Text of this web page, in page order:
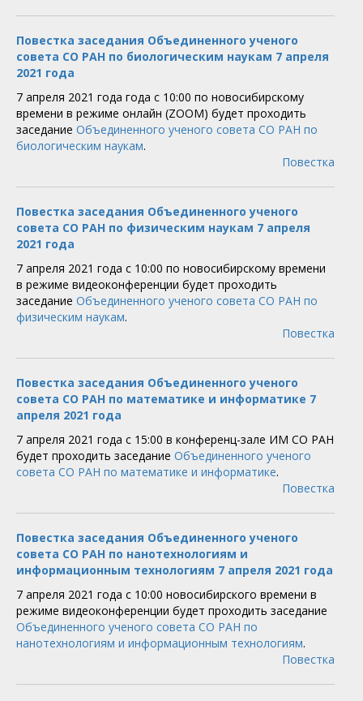
Повестка заседания Объединенного ученого
совета СО РАН по биологическим наукам 7 апреля
2021 года
7 апреля 2021 года года с 10:00 по новосибирскому
времени в режиме онлайн (ZOOM) будет проходить
заседание Объединенного ученого совета СО РАН по
биологическим наукам.
Повестка
Повестка заседания Объединенного ученого
совета СО РАН по физическим наукам 7 апреля
2021 года
7 апреля 2021 года с 10:00 по новосибирскому времени
в режиме видеоконференции будет проходить
заседание Объединенного ученого совета СО РАН по
физическим наукам.
Повестка
Повестка заседания Объединенного ученого
совета СО РАН по математике и информатике 7
апреля 2021 года
7 апреля 2021 года с 15:00 в конференц-зале ИМ СО РАН
будет проходить заседание Объединенного ученого
совета СО РАН по математике и информатике.
Повестка
Повестка заседания Объединенного ученого
совета СО РАН по нанотехнологиям и
информационным технологиям 7 апреля 2021 года
7 апреля 2021 года с 10:00 новосибирского времени в
режиме видеоконференции будет проходить заседание
Объединенного ученого совета СО РАН по
нанотехнологиям и информационным технологиям.
Повестка